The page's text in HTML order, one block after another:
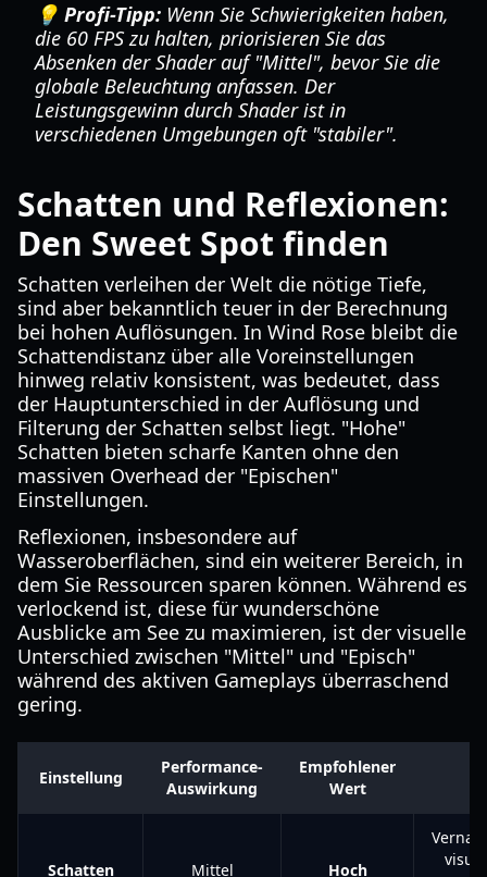
💡 Profi-Tipp: Wenn Sie Schwierigkeiten haben,
die 60 FPS zu halten, priorisieren Sie das
Absenken der Shader auf "Mittel", bevor Sie die
globale Beleuchtung anfassen. Der
Leistungsgewinn durch Shader ist in
verschiedenen Umgebungen oft "stabiler".
Schatten und Reflexionen:
Den Sweet Spot finden
Schatten verleihen der Welt die nötige Tiefe,
sind aber bekanntlich teuer in der Berechnung
bei hohen Auflösungen. In Wind Rose bleibt die
Schattendistanz über alle Voreinstellungen
hinweg relativ konsistent, was bedeutet, dass
der Hauptunterschied in der Auflösung und
Filterung der Schatten selbst liegt. "Hohe"
Schatten bieten scharfe Kanten ohne den
massiven Overhead der "Epischen"
Einstellungen.
Reflexionen, insbesondere auf
Wasseroberflächen, sind ein weiterer Bereich, in
dem Sie Ressourcen sparen können. Während es
verlockend ist, diese für wunderschöne
Ausblicke am See zu maximieren, ist der visuelle
Unterschied zwischen "Mittel" und "Episch"
während des aktiven Gameplays überraschend
gering.
Einstellung
Performance-
Auswirkung
Empfohlener
Wert
Schatten Mittel Hoch